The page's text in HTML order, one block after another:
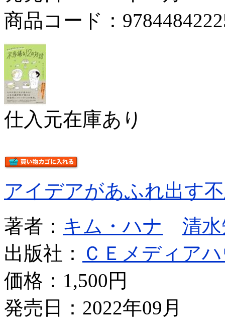
商品コード：
仕入元在庫あり
アイデアがあふれ出す
著者： キム・ハナ
清
出版社：
ＣＥメディア
価格： 1,500円
発売日：2022年09月